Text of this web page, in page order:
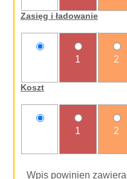
Zasięg i ładowanie
1 2
Koszt
1 2
Wpis powinien